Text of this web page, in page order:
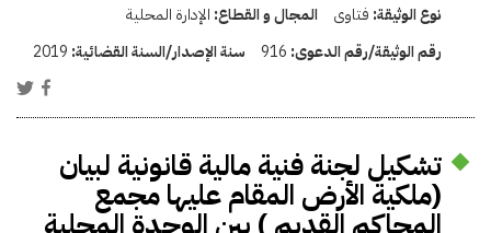
نوع الوثيقة: فتاوى المجال و القطاع: الإدارة المحلية
رقم الوثيقة/رقم الدعوى: 916 سنة الإصدار/السنة القضائية: 2019
تشكيل لجنة فنية مالية قانونية لبيان
(ملكية الأرض المقام عليها مجمع
المحاكم القديم ) بين الوحدة المحلية